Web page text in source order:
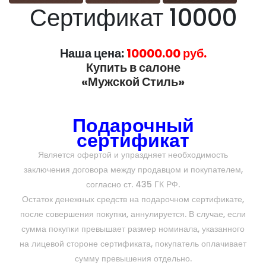
Сертификат 10000
Наша цена:10000.00 руб.
Купить в салоне
«Мужской Стиль»
Подарочный
сертификат
Является офертой и упраздняет необходимость
заключения договора между продавцом и покупателем,
согласно ст. 435 ГК РФ.
Остаток денежных средств на подарочном сертификате,
после совершения покупки, аннулируется. В случае, если
сумма покупки превышает размер номинала, указанного
на лицевой стороне сертификата, покупатель оплачивает
сумму превышения отдельно.